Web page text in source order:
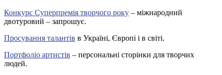
Конкурс Суперпремія творчого року – міжнародний
двотуровий – запрошує.
Просування талантів в Україні, Європі і в світі.
Портфоліо артистів – персональні сторінки для творчих
людей.